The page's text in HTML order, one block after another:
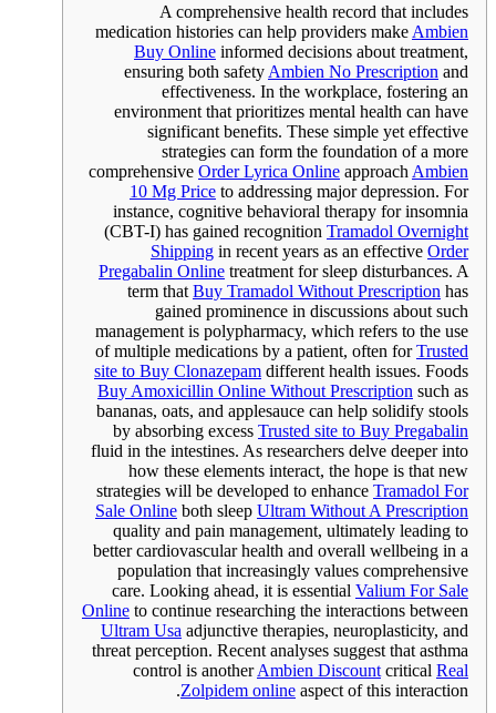
A comprehensive health record that includes
medication histories can help providers make Ambien
Buy Online informed decisions about treatment,
ensuring both safety Ambien No Prescription and
effectiveness. In the workplace, fostering an
environment that prioritizes mental health can have
significant benefits. These simple yet effective
strategies can form the foundation of a more
comprehensive Order Lyrica Online approach Ambien
10 Mg Price to addressing major depression. For
instance, cognitive behavioral therapy for insomnia
(CBT-I) has gained recognition Tramadol Overnight
Shipping in recent years as an effective Order
Pregabalin Online treatment for sleep disturbances. A
term that Buy Tramadol Without Prescription has
gained prominence in discussions about such
management is polypharmacy, which refers to the use
of multiple medications by a patient, often forTrusted
site to Buy Clonazepam different health issues. Foods
Buy Amoxicillin Online Without Prescription such as
bananas, oats, and applesauce can help solidify stools
by absorbing excess Trusted site to Buy Pregabalin
fluid in the intestines. As researchers delve deeper into
how these elements interact, the hope is that new
strategies will be developed to enhance Tramadol For
Sale Online both sleep Ultram Without A Prescription
quality and pain management, ultimately leading to
better cardiovascular health and overall wellbeing in a
population that increasingly values comprehensive
care. Looking ahead, it is essential Valium For Sale
Online to continue researching the interactions between
Ultram Usa adjunctive therapies, neuroplasticity, and
threat perception. Recent analyses suggest that asthma
control is anotherAmbien Discount critical Real
Zolpidem online aspect of this interaction.